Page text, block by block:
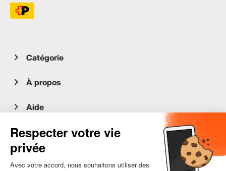
Catégorie
À propos
Aide
Service client
occasion.migros.mobile@recommerce.com